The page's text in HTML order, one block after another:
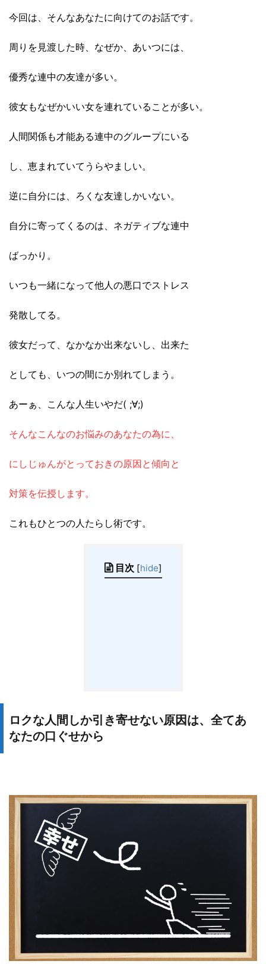
今回は、そんなあなたに向けてのお話です。
周りを見渡した時、なぜか、あいつには、
優秀な連中の友達が多い。
彼女もなぜかいい女を連れていることが多い。
人間関係も才能ある連中のグループにいる
し、恵まれていてうらやましい。
逆に自分には、ろくな友達しかいない。
自分に寄ってくるのは、ネガティブな連中
ばっかり。
いつも一緒になって他人の悪口でストレス
発散してる。
彼女だって、なかなか出来ないし、出来た
としても、いつの間にか別れてしまう。
あーぁ、こんな人生いやだ( ;∀;)
そんなこんなのお悩みのあなたの為に、
にしじゅんがとっておきの原因と傾向と
対策を伝授し ます。
これもひとつの人たらし術です。
目次 [hide]
ロクな人間しか引き寄せない原因は、全てあ
なたの口ぐせから